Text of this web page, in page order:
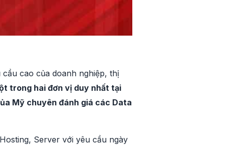
cao của doanh nghiệp, thị
trong hai đơn vị duy nhất tại
Mỹ chuyên đánh giá các Data
Server với yêu cầu ngày